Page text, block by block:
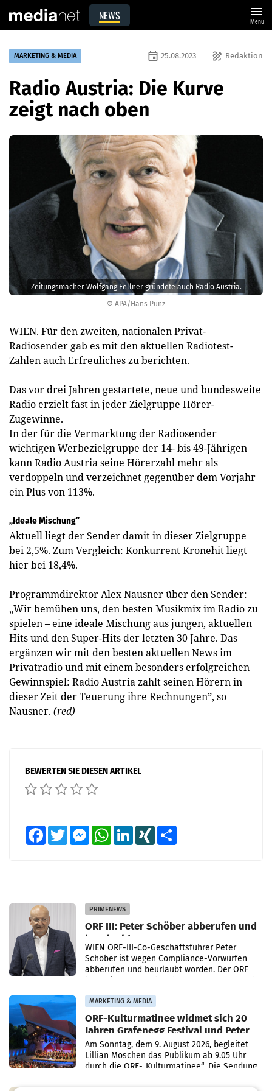
NEWS menu
Menü
© APA/Hans Punz
Zeitungsmacher Wolfgang Fellner gründete auch Radio Austria.
MARKETING & MEDIA draw Redaktion
event 25.08.2023
Radio Austria: Die Kurve
zeigt nach oben
WIEN. Für den zweiten, nationalen Privat-
Radiosender gab es mit den aktuellen Radiotest-
Zahlen auch Erfreuliches zu berichten.
Das vor drei Jahren gestartete, neue und bundesweite
Radio erzielt fast in jeder Zielgruppe Hörer-
Zugewinne.
In der für die Vermarktung der Radiosender
wichtigen Werbezielgruppe der 14- bis 49-Jährigen
kann Radio Austria seine Hörerzahl mehr als
verdoppeln und verzeichnet gegenüber dem Vorjahr
ein Plus von 113%.
„Ideale Mischung”
Aktuell liegt der Sender damit in dieser Zielgruppe
bei 2,5%. Zum Vergleich: Konkurrent Kronehit liegt
hier bei 18,4%.
Programmdirektor Alex Nausner über den Sender:
„Wir bemühen uns, den besten Musikmix im Radio zu
spielen – eine ideale Mischung aus jungen, aktuellen
Hits und den Super-Hits der letzten 30 Jahre. Das
ergänzen wir mit den besten aktuellen News im
Privatradio und mit einem besonders erfolgreichen
Gewinnspiel: Radio Austria zahlt seinen Hörern in
dieser Zeit der Teuerung ihre Rechnungen”, so
Nausner. (red)
BEWERTEN SIE DIESEN ARTIKEL
FacebookTwitter MessengerWhatsAppLinkedInXING
PRIMENEWS
ORF III: Peter Schöber abberufen und
beurlaubt
WIEN ORF-III-Co-Geschäftsführer Peter
Schöber ist wegen Compliance-Vorwürfen
abberufen und beurlaubt worden. Der ORF
MARKETING & MEDIA
ORF-Kulturmatinee widmet sich 20
Jahren Grafenegg Festival und Peter
Simonischek
Am Sonntag, dem 9. August 2026, begleitet
Lillian Moschen das Publikum ab 9.05 Uhr
durch die ORF-„Kulturmatinee“. Die Sendung
startet mit der Dokumentation „20 Jahre
Grafenegg